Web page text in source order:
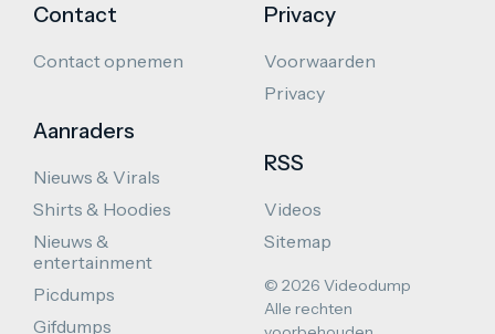
Contact
Contact opnemen
Aanraders
Nieuws & Virals
Shirts & Hoodies
Nieuws &
entertainment
Picdumps
Gifdumps
Privacy
Voorwaarden
Privacy
RSS
Videos
Sitemap
© 2026 Videodump
Alle rechten